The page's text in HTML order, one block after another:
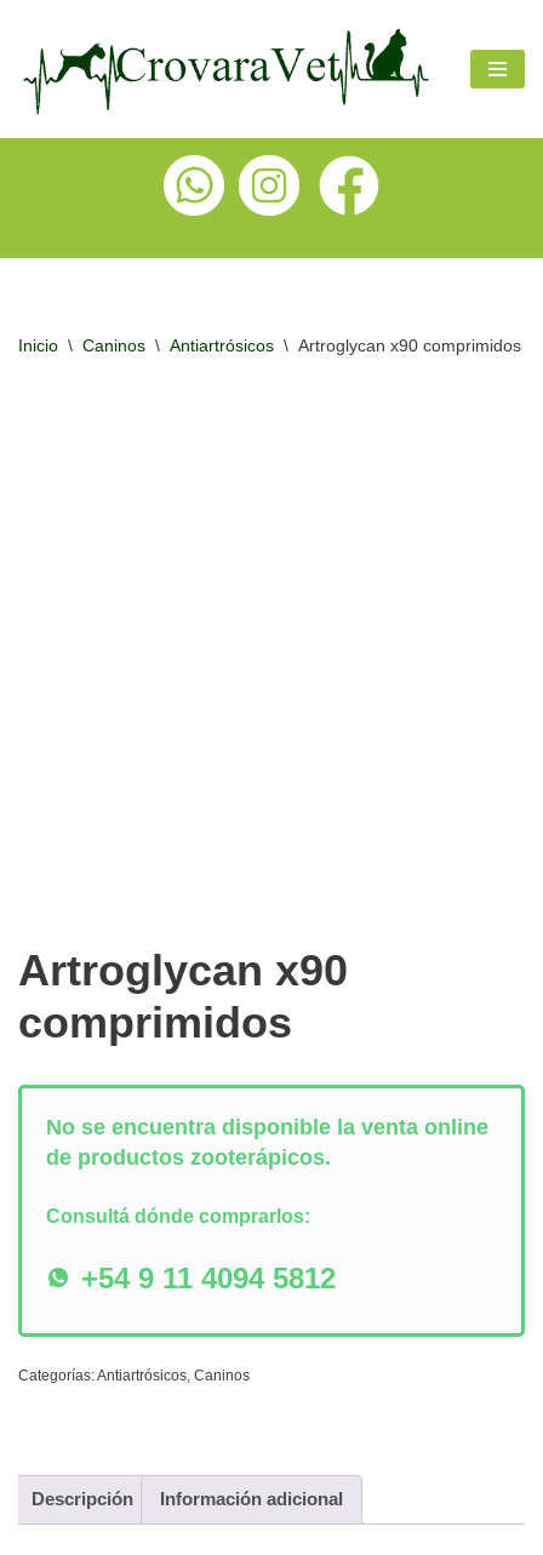
Inicio \ Caninos \ Antiartrósicos \ Artroglycan x90 comprimidos
Artroglycan x90
comprimidos
No se encuentra disponible la venta online
de productos zooterápicos.
Consultá dónde comprarlos:
+54 9 11 4094 5812
Categorías:Antiartrósicos Caninos
Descripción Información adicional